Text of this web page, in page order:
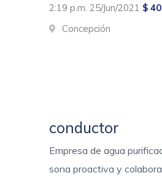
2:19 p.m. 25/Jun/2021 $
Concepción
conductor
Empresa de agua
sona proactiva y